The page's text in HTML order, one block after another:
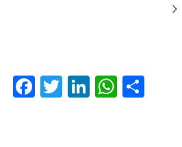
Facebook
Twitter
LinkedIn